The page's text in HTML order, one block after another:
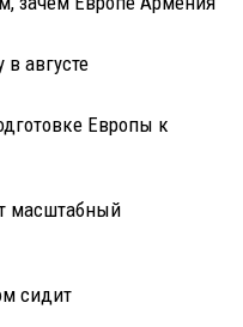
августе
Европы к
масштабный
сидит